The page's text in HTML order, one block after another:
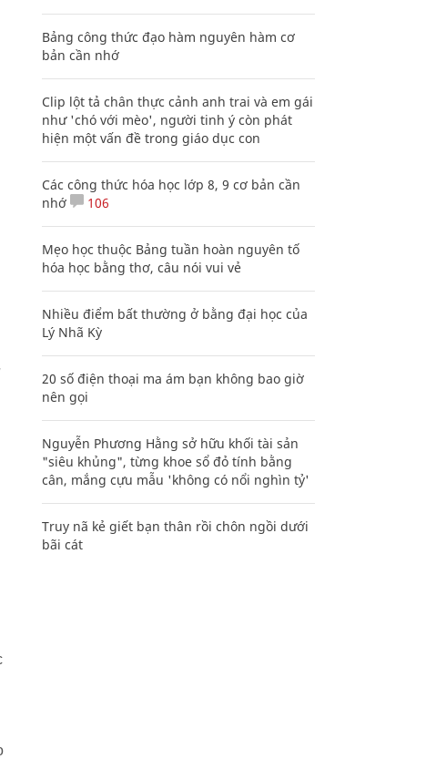
Bảng công thức đạo hàm nguyên hàm cơ
bản cần nhớ
Clip lột tả chân thực cảnh anh trai và em gái
như 'chó với mèo', người tinh ý còn phát
hiện một vấn đề trong giáo dục con
Các công thức hóa học lớp 8, 9 cơ bản cần
nhớ
106
Mẹo học thuộc Bảng tuần hoàn nguyên tố
hóa học bằng thơ, câu nói vui vẻ
Nhiều điểm bất thường ở bằng đại học của
Lý Nhã Kỳ
20 số điện thoại ma ám bạn không bao giờ
nên gọi
Nguyễn Phương Hằng sở hữu khối tài sản
"siêu khủng", từng khoe sổ đỏ tính bằng
cân, mắng cựu mẫu 'không có nổi nghìn tỷ'
Truy nã kẻ giết bạn thân rồi chôn ngồi dưới
bãi cát